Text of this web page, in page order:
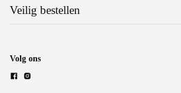
Veilig bestellen
Volg ons